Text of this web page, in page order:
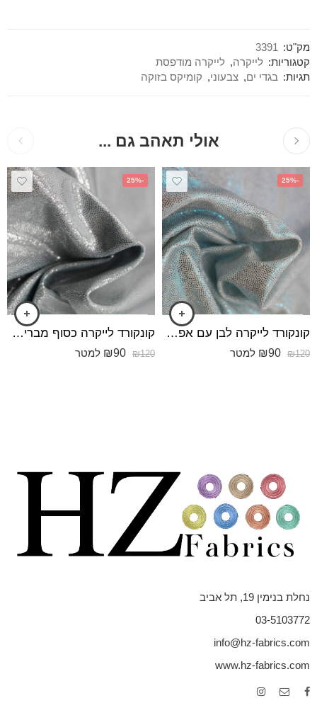
מק"ט:
3391
קטגוריות: לייקרה, לייקרה מודפסת
תגיות: בגדי ים, צבעוני, קומיקס בזוקה
אולי תאהב גם ...
-25%
קונקורד לייקרה לבן עם אפקט כחול מבריק
₪120
₪90 למטר
-25%
קונקורד לייקרה כסוף מבריק (אפקט כחול בהיר)
₪120
₪90 למטר
נחלת בנימין 19, תל אביב
03-5103772
info@hz-fabrics.com
www.hz-fabrics.com